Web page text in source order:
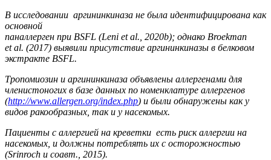
В исследовании аргининкиназа не была идентифицирована как
основной
паналлерген при BSFL (Leni et al., 2020b); однако Broekman
et al. (2017) выявили присутствие аргининкиназы в белковом
экстракте BSFL.
Тропомиозин и аргининкиназа объявлены аллергенами для
членистоногих в базе данных по номенклатуре аллергенов
(http://www.allergen.org/index.php) и были обнаружены как у
видов ракообразных, так и у насекомых.
Пациенты с аллергией на креветки есть риск аллергии на
насекомых, и должны потреблять их с осторожностью
(Srinroch и соавт., 2015).